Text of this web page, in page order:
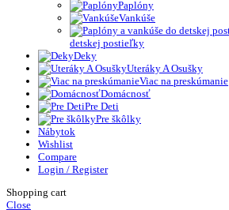
Paplóny
Vankúše
detskej postieľky
Deky
Uteráky A Osušky
Viac na preskúmanie
Domácnosť
Pre Deti
Pre škôlky
Nábytok
Wishlist
Compare
Login / Register
Shopping cart
Close